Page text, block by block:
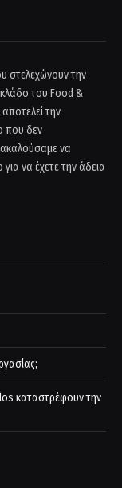
στελεχώνουν την
κλάδο του Food &
την
που δεν
να
να έχετε την άδεια
καταστρέφουν την